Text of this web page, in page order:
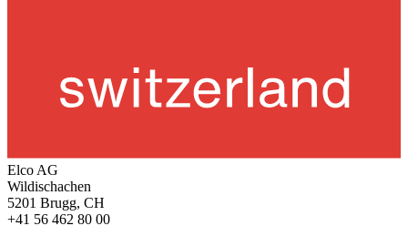
Elco AG
Wildischachen
5201 Brugg, CH
+41 56 462 80 00